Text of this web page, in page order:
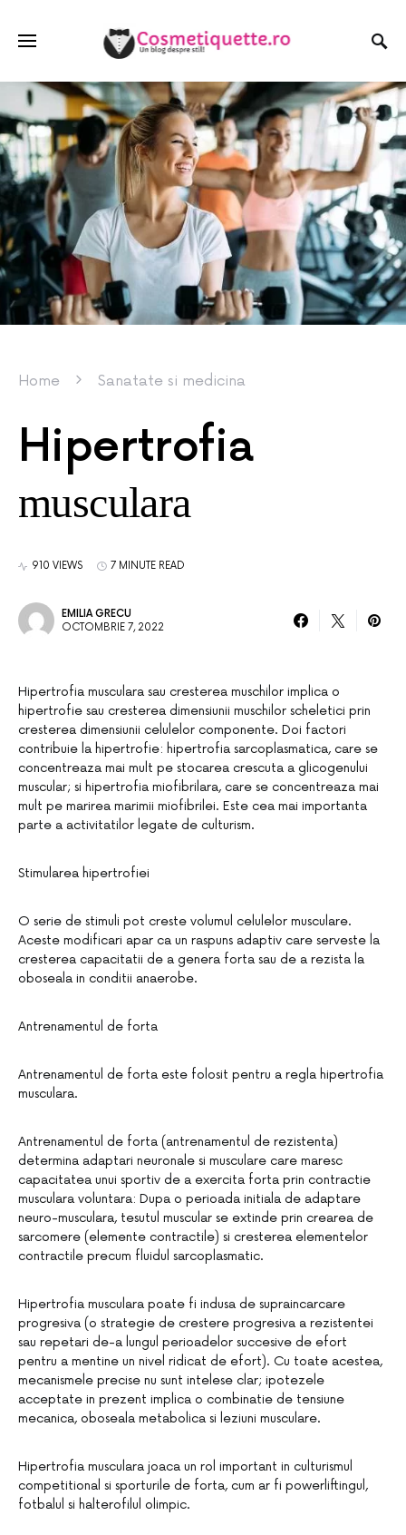
Home Sanatate si medicina
Hipertrofia
musculara
910 VIEWS 7 MINUTE READ
EMILIA GRECU
OCTOMBRIE 7, 2022
Hipertrofia musculara sau cresterea muschilor implica o
hipertrofie sau cresterea dimensiunii muschilor scheletici prin
cresterea dimensiunii celulelor componente. Doi factori
contribuie la hipertrofie: hipertrofia sarcoplasmatica, care se
concentreaza mai mult pe stocarea crescuta a glicogenului
muscular; si hipertrofia miofibrilara, care se concentreaza mai
mult pe marirea marimii miofibrilei. Este cea mai importanta
parte a activitatilor legate de culturism.
Stimularea hipertrofiei
O serie de stimuli pot creste volumul celulelor musculare.
Aceste modificari apar ca un raspuns adaptiv care serveste la
cresterea capacitatii de a genera forta sau de a rezista la
oboseala in conditii anaerobe.
Antrenamentul de forta
Antrenamentul de forta este folosit pentru a regla hipertrofia
musculara.
Antrenamentul de forta (antrenamentul de rezistenta)
determina adaptari neuronale si musculare care maresc
capacitatea unui sportiv de a exercita forta prin contractie
musculara voluntara: Dupa o perioada initiala de adaptare
neuro-musculara, tesutul muscular se extinde prin crearea de
sarcomere (elemente contractile) si cresterea elementelor
contractile precum fluidul sarcoplasmatic.
Hipertrofia musculara poate fi indusa de supraincarcare
progresiva (o strategie de crestere progresiva a rezistentei
sau repetari de-a lungul perioadelor succesive de efort
pentru a mentine un nivel ridicat de efort). Cu toate acestea,
mecanismele precise nu sunt intelese clar; ipotezele
acceptate in prezent implica o combinatie de tensiune
mecanica, oboseala metabolica si leziuni musculare.
Hipertrofia musculara joaca un rol important in culturismul
competitional si sporturile de forta, cum ar fi powerliftingul,
fotbalul si halterofilul olimpic.